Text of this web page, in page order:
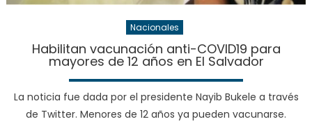
Nacionales
Habilitan vacunación anti-COVID19 para
mayores de 12 años en El Salvador
La noticia fue dada por el presidente Nayib Bukele a través
de Twitter. Menores de 12 años ya pueden vacunarse.